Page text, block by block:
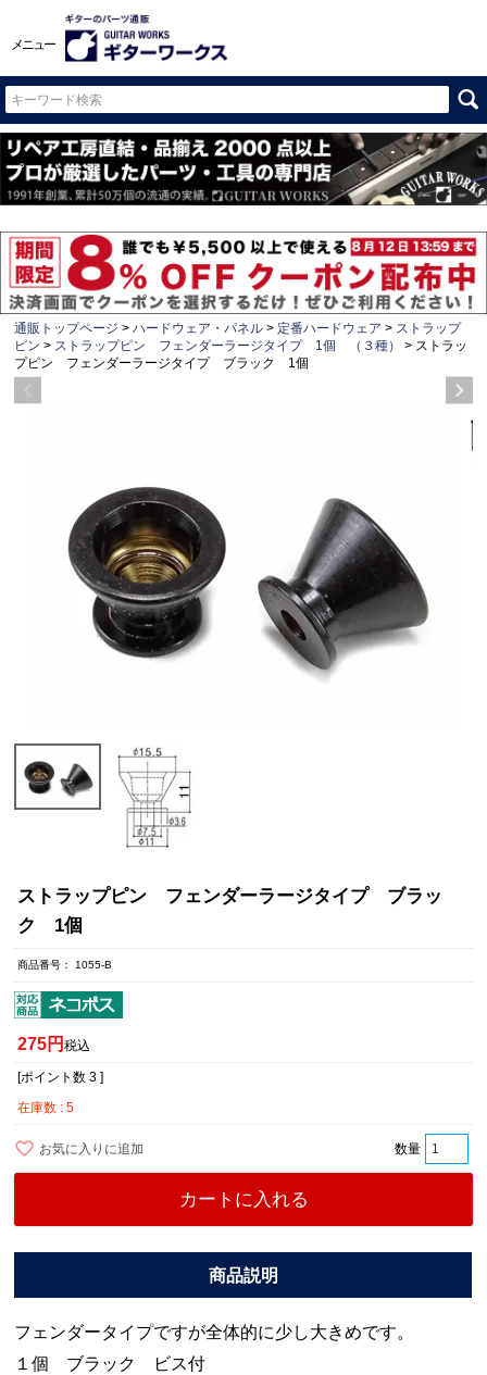
メニュー
通販トップページ ハードウェア・パネル 定番ハードウェア
ストラップ
ピン
ストラップピン フェンダーラージタイプ 1個 （３種）
ストラッ
プピン フェンダーラージタイプ ブラック 1個
ストラップピン フェンダーラージタイプ ブラッ
ク 1個
商品番号 1055-B
275 税込
[ポイント数 3 ]
在庫数
5
お気に入りに追加
カートに入れる
フェンダータイプですが全体的に少し大きめです。
１個 ブラック ビス付